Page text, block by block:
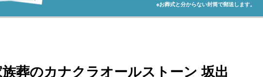
※お葬式と分からない封筒で郵送します。
葬のカナクラオールストーン 坂出